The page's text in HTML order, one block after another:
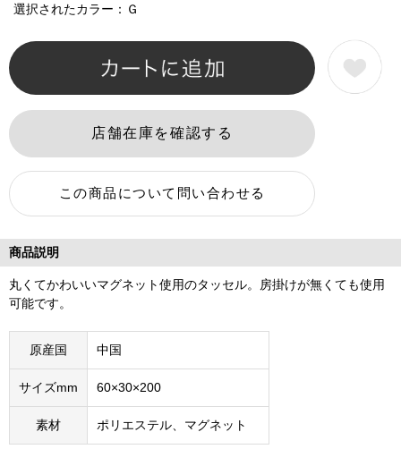
選択されたカラー：Ｇ
商品説明
丸くてかわいいマグネット使用のタッセル。房掛けが無くても使用
可能です。
原産国 中国
サイズmm 60×30×200
素材 ポリエステル、マグネット